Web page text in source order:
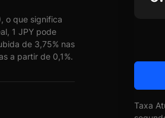
o que significa
1 JPY pode
de 3,75% nas
a partir de 0,1%.
Taxa